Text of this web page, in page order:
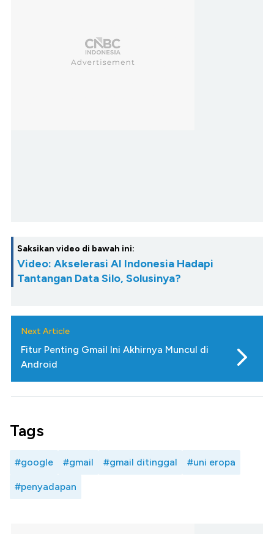
Saksikan video di bawah ini:
Video: Akselerasi AI Indonesia Hadapi
Tantangan Data Silo, Solusinya?
Next Article
Fitur Penting Gmail Ini Akhirnya Muncul di
Android
Tags
#google #gmail #gmail ditinggal #uni eropa
#penyadapan